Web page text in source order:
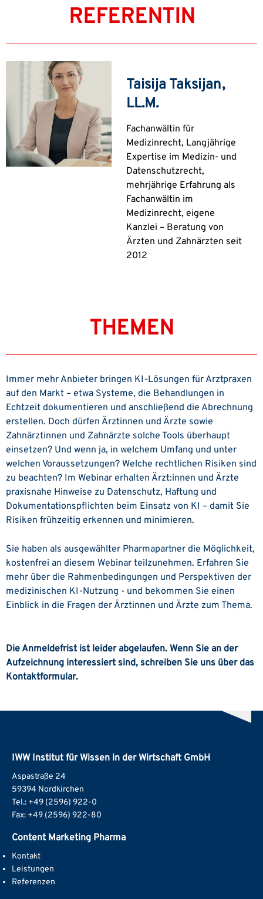
REFERENTIN
Taisija Taksijan,
LL.M.
Fachanwältin für
Medizinrecht, Langjährige
Expertise im Medizin- und
Datenschutzrecht,
mehrjährige Erfahrung als
Fachanwältin im
Medizinrecht, eigene
Kanzlei – Beratung von
Ärzten und Zahnärzten seit
2012
THEMEN
Immer mehr Anbieter bringen KI-Lösungen für Arztpraxen
auf den Markt – etwa Systeme, die Behandlungen in
Echtzeit dokumentieren und anschließend die Abrechnung
erstellen. Doch dürfen Ärztinnen und Ärzte sowie
Zahnärztinnen und Zahnärzte solche Tools überhaupt
einsetzen? Und wenn ja, in welchem Umfang und unter
welchen Voraussetzungen? Welche rechtlichen Risiken sind
zu beachten? Im Webinar erhalten Ärzt:innen und Ärzte
praxisnahe Hinweise zu Datenschutz, Haftung und
Dokumentationspflichten beim Einsatz von KI – damit Sie
Risiken frühzeitig erkennen und minimieren.
Sie haben als ausgewählter Pharmapartner die Möglichkeit,
kostenfrei an diesem Webinar teilzunehmen. Erfahren Sie
mehr über die Rahmenbedingungen und Perspektiven der
medizinischen KI-Nutzung - und bekommen Sie einen
Einblick in die Fragen der Ärztinnen und Ärzte zum Thema.
Die Anmeldefrist ist leider abgelaufen. Wenn Sie an der
Aufzeichnung interessiert sind, schreiben Sie uns über das
Kontaktformular.
IWW Institut für Wissen in der Wirtschaft GmbH
Aspastraße 24
59394 Nordkirchen
Tel.: +49 (2596) 922-0
Fax: +49 (2596) 922-80
Content Marketing Pharma
Kontakt
Leistungen
Referenzen